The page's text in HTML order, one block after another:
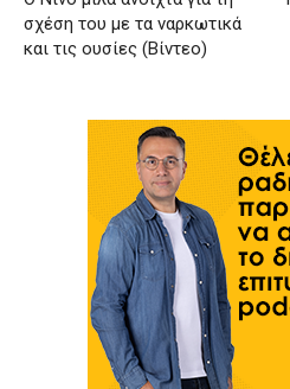
σχέση του με τα ναρκωτικά
και τις ουσίες (Βίντεο)